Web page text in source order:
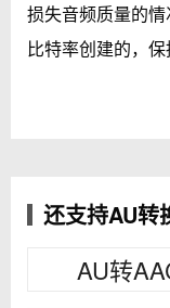
损失音频质量的
比特率创建的，保
还支持AU转
AU转